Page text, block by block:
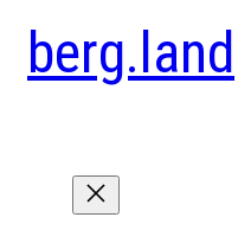
berg.land